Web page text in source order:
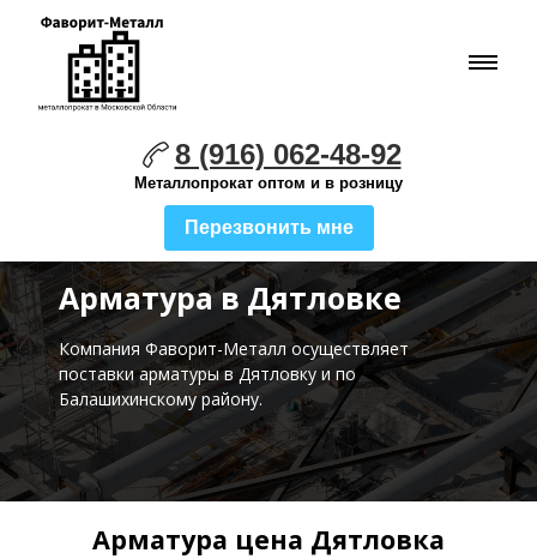
8 (916) 062-48-92
Металлопрокат оптом и в розницу
Перезвонить мне
Арматура в Дятловке
Компания Фаворит-Металл осуществляет
поставкиарматуры в Дятловку и по
Балашихинскому району.
Арматура цена Дятловка